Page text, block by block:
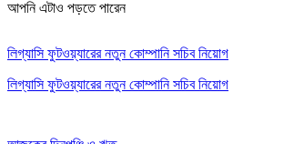
আপনি এটাও পড়তে পারেন
লিগ্যাসি ফুটওয়্যারের নতুন কোম্পানি সচিব নিয়োগ
লিগ্যাসি ফুটওয়্যারের নতুন কোম্পানি সচিব নিয়োগ